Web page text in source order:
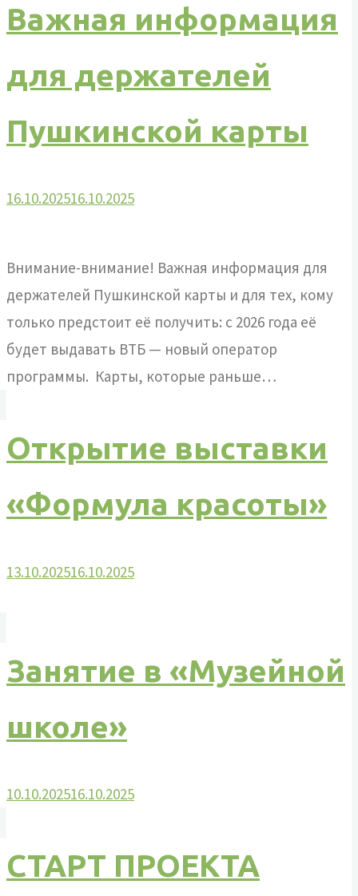
Важная информация
для держателей
Пушкинской карты
16.10.202516.10.2025
Внимание-внимание! Важная информация для
держателей Пушкинской карты и для тех, кому
только предстоит её получить: с 2026 года её
будет выдавать ВТБ — новый оператор
программы. ⁣ Карты, которые раньше…
Открытие выставки
«Формула красоты»
13.10.202516.10.2025
Занятие в «Музейной
школе»
10.10.202516.10.2025
СТАРТ ПРОЕКТА